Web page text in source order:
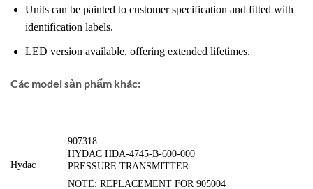
Units can be painted to customer specification and fitted with
identification labels.
LED version available, offering extended lifetimes.
Các model sản phẩm khác:
Hydac
907318
HYDAC HDA-4745-B-600-000
PRESSURE TRANSMITTER
NOTE: REPLACEMENT FOR 905004